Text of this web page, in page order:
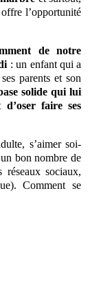
l’opportunité
de notre
: un enfant qui a
parents et son
solide qui lui
faire ses
s’aimer soi-
bon nombre de
réseaux sociaux,
Comment se